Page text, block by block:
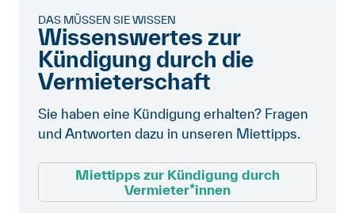
DAS MÜSSEN SIE WISSEN
Wissenswertes zur
Kündigung durch die
Vermieterschaft
Sie haben eine Kündigung erhalten? Fragen
und Antworten dazu in unseren Miettipps.
Miettipps zur Kündigung durch
Vermieter*innen